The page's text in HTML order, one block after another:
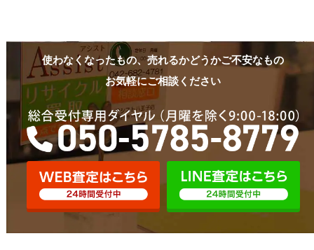
使わなくなったもの、売れるかどうかご不安なもの
お気軽にご相談ください